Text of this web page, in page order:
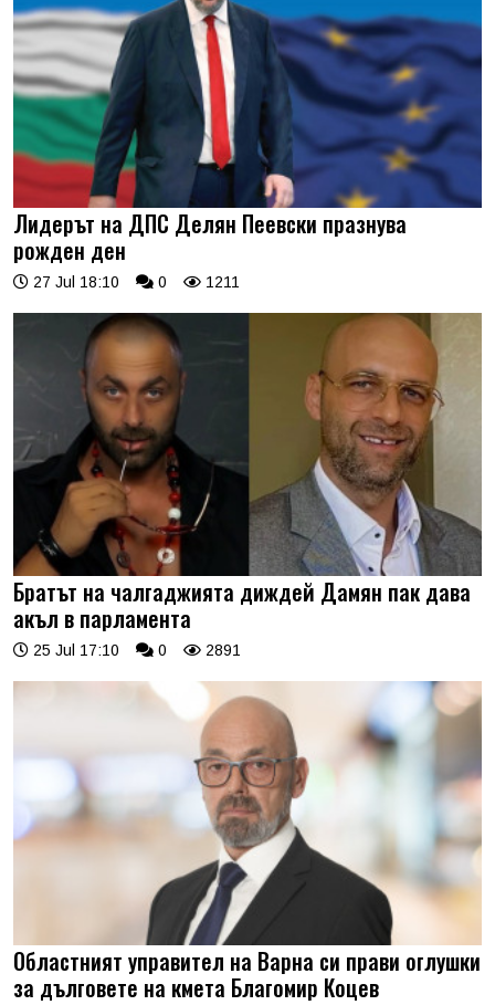
Лидерът на ДПС Делян Пеевски празнува
рожден ден
27 Jul 18:10 0 1211
Братът на чалгаджията диждей Дамян пак дава
акъл в парламента
25 Jul 17:10 0 2891
Областният управител на Варна си прави оглушки
за дълговете на кмета Благомир Коцев